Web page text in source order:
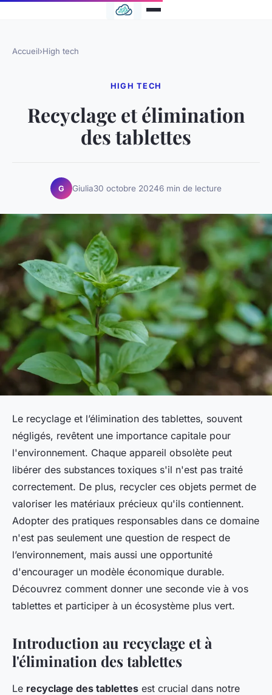
Accueil›High tech
HIGH TECH
Recyclage et élimination
des tablettes
G Giulia30 octobre 20246 min de lecture
Le recyclage et l’élimination des tablettes, souvent
négligés, revêtent une importance capitale pour
l'environnement. Chaque appareil obsolète peut
libérer des substances toxiques s'il n'est pas traité
correctement. De plus, recycler ces objets permet de
valoriser les matériaux précieux qu'ils contiennent.
Adopter des pratiques responsables dans ce domaine
n'est pas seulement une question de respect de
l’environnement, mais aussi une opportunité
d'encourager un modèle économique durable.
Découvrez comment donner une seconde vie à vos
tablettes et participer à un écosystème plus vert.
Introduction au recyclage et à
l'élimination des tablettes
Le recyclage des tablettes est crucial dans notre